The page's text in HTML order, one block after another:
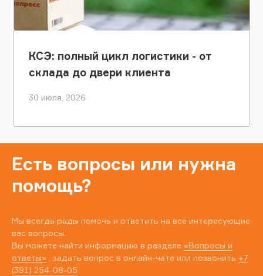
КСЭ: полный цикл логистики - от
склада до двери клиента
30 июля, 2026
Есть вопросы или нужна
помощь?
Мы всегда рады помочь и ответить на все интересующие
вас вопросы.
Вы можете найти информацию в разделе «Вопросы и
ответы» , задать вопрос в онлайн-чате или позвонить +7
(391) 254-08-05